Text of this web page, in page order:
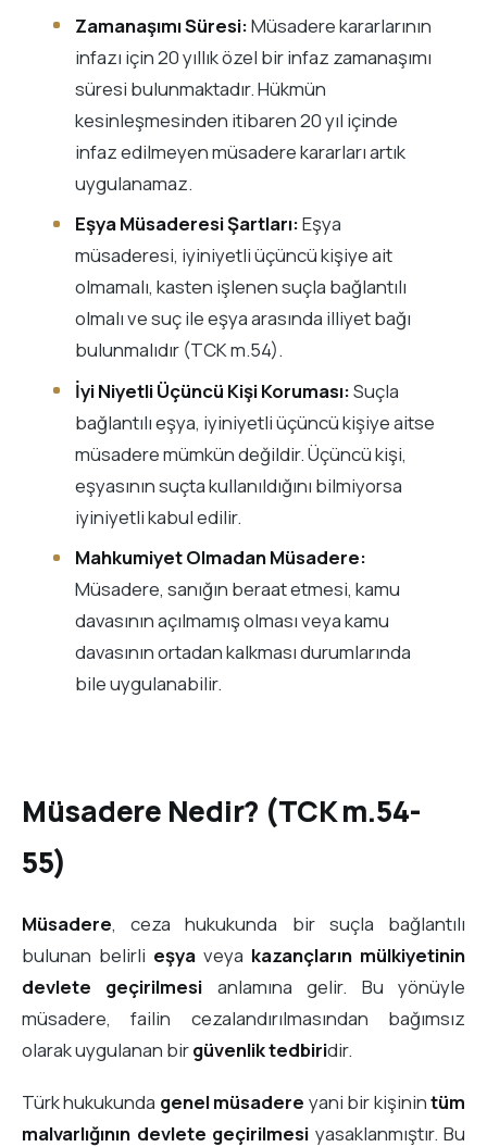
Zamanaşımı Süresi:Müsadere kararlarının
infazı için 20 yıllık özel bir infaz zamanaşımı
süresi bulunmaktadır. Hükmün
kesinleşmesinden itibaren 20 yıl içinde
infaz edilmeyen müsadere kararları artık
uygulanamaz.
Eşya Müsaderesi Şartları:Eşya
müsaderesi, iyiniyetli üçüncü kişiye ait
olmamalı, kasten işlenen suçla bağlantılı
olmalı ve suç ile eşya arasında illiyet bağı
bulunmalıdır (TCK m.54).
İyi Niyetli Üçüncü Kişi Koruması:Suçla
bağlantılı eşya, iyiniyetli üçüncü kişiye aitse
müsadere mümkün değildir. Üçüncü kişi,
eşyasının suçta kullanıldığını bilmiyorsa
iyiniyetli kabul edilir.
Mahkumiyet Olmadan Müsadere:
Müsadere, sanığın beraat etmesi, kamu
davasının açılmamış olması veya kamu
davasının ortadan kalkması durumlarında
bile uygulanabilir.
Müsadere Nedir? (TCK m.54-
55)
Müsadere, ceza hukukunda bir suçla bağlantılı
bulunan belirli eşya veya kazançların mülkiyetinin
devlete geçirilmesi anlamına gelir. Bu yönüyle
müsadere, failin cezalandırılmasından bağımsız
olarak uygulanan birgüvenlik tedbiridir.
Türk hukukunda genel müsadere yani bir kişinintüm
malvarlığının devlete geçirilmesi yasaklanmıştır. Bu